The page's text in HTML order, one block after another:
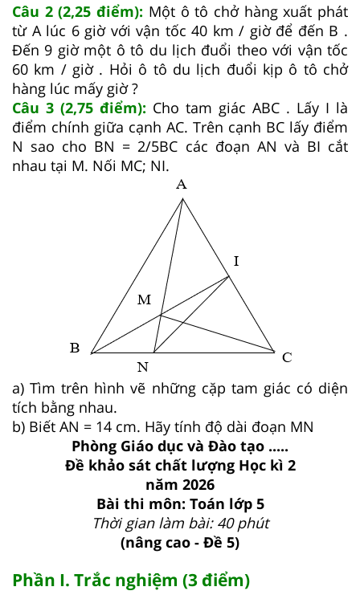
Câu 2 (2,25 điểm): Một ô tô chở hàng xuất phát
từ A lúc 6 giờ với vận tốc 40 km / giờ để đến B .
Đến 9 giờ một ô tô du lịch đuổi theo với vận tốc
60 km / giờ . Hỏi ô tô du lịch đuổi kịp ô tô chở
hàng lúc mấy giờ ?
Câu 3 (2,75 điểm): Cho tam giác ABC . Lấy I là
điểm chính giữa cạnh AC. Trên cạnh BC lấy điểm
N sao cho BN = 2/5BC các đoạn AN và BI cắt
nhau tại M. Nối MC; NI.
a) Tìm trên hình vẽ những cặp tam giác có diện
tích bằng nhau.
b) Biết AN = 14 cm. Hãy tính độ dài đoạn MN
Phòng Giáo dục và Đào tạo .....
Đề khảo sát chất lượng Học kì 2
năm 2026
Bài thi môn: Toán lớp 5
Thời gian làm bài: 40 phút
(nâng cao - Đề 5)
Phần I. Trắc nghiệm (3 điểm)